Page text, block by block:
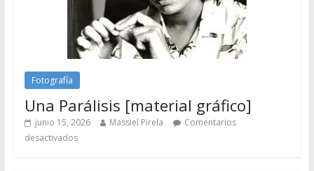
Fotografía
Una Parálisis [material gráfico]
junio 15, 2026 Massiel Pirela
Comentarios
desactivados